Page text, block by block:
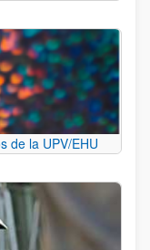
de la UPV/EHU